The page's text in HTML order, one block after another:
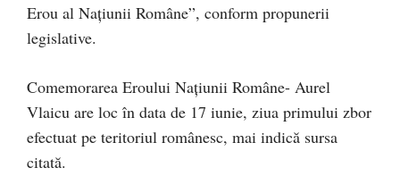
Erou al Naţiunii Române”, conform propunerii
legislative.
Comemorarea Eroului Naţiunii Române- Aurel
Vlaicu are loc în data de 17 iunie, ziua primului zbor
efectuat pe teritoriul românesc, mai indică sursa
citată.